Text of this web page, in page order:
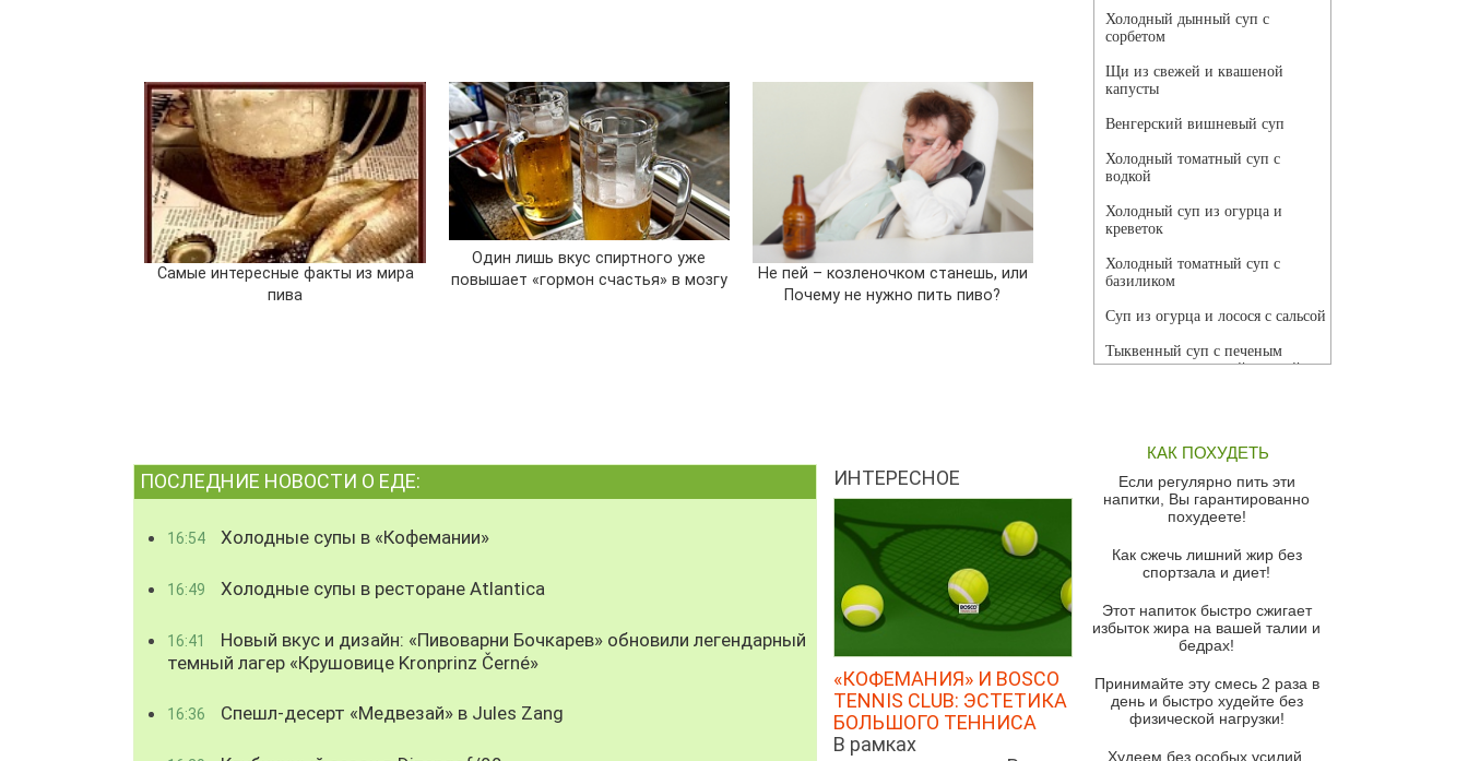
Самые интересные факты из мира
пива
Один лишь вкус спиртного уже
повышает «гормон счастья» в мозгу
Не пей – козленочком станешь, или
Почему не нужно пить пиво?
ПОСЛЕДНИЕ НОВОСТИ О ЕДЕ:
16:54 Холодные супы в «Кофемании»
16:49 Холодные супы в ресторане Atlantica
16:41
Новый вкус и дизайн: «Пивоварни Бочкарев» обновили легендарный
темный лагер «Крушовице Kronprinz Černé»
16:36 Спешл-десерт «Медвезай» в Jules Zang
ИНТЕРЕСНОЕ
«КОФЕМАНИЯ» И BOSCO
TENNIS CLUB: ЭСТЕТИКА
БОЛЬШОГО ТЕННИСА
В рамках
Холодный дынный суп с
сорбетом
Щи из свежей и квашеной
капусты
Венгерский вишневый суп
Холодный томатный суп с
водкой
Холодный суп из огурца и
креветок
Холодный томатный суп с
базиликом
Суп из огурца и лосося с сальсой
Тыквенный суп с печеным
чесноком и томатной сальсой
красного перца
Парижский луковый суп
Суп из спаржи и горошка с
Суп-крем из цветной капусты
Французский луковый суп
Суп из баклажанов с моцареллой
Грибной крем-суп с кростини с
козьим сыром
Суп мисо с зеленым луком и
КАК ПОХУДЕТЬ
Если регулярно пить эти
напитки, Вы гарантированно
похудеете!
Как сжечь лишний жир без
спортзала и диет!
Этот напиток быстро сжигает
избыток жира на вашей талии и
бедрах!
Принимайте эту смесь 2 раза в
день и быстро худейте без
физической нагрузки!
Худеем без особых усилий,